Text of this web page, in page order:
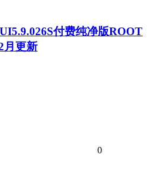
付费纯净版ROOT
月更新
0